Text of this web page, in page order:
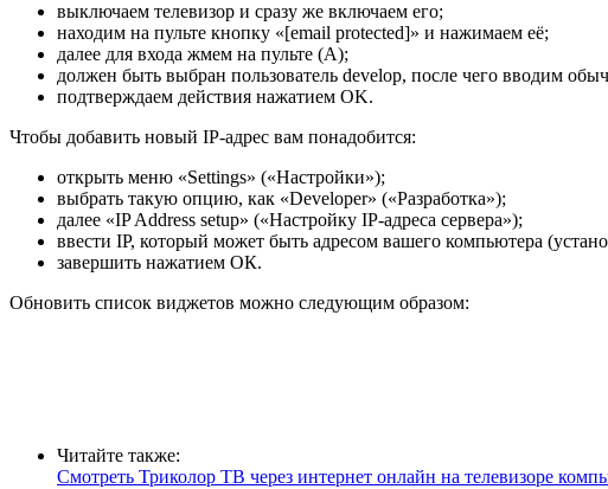
выключаем телевизор и сразу же включаем его;
находим на пульте кнопку «[email protected]» и нажимаем её;
далее для входа жмем на пульте (A);
должен быть выбран пользователь develop, после чего вводим
подтверждаем действия нажатием OK.
Чтобы добавить новый IP-адрес вам понадобится:
открыть меню «Settings» («Настройки»);
выбрать такую опцию, как «Developer» («Разработка»);
далее «IP Address setup» («Настройку IP-адреса сервера»);
ввести IP, который может быть адресом вашего компьютера
завершить нажатием ОК.
Обновить список виджетов можно следующим образом:
Читайте также:
Смотреть Триколор ТВ через интернет онлайн на телевизоре